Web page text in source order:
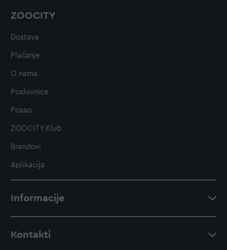
ZOOCITY
Dostava
Plaćanje
O nama
Poslovnice
Posao
ZOOCITY Klub
Brandovi
Aplikacija
Informacije
Kontakti